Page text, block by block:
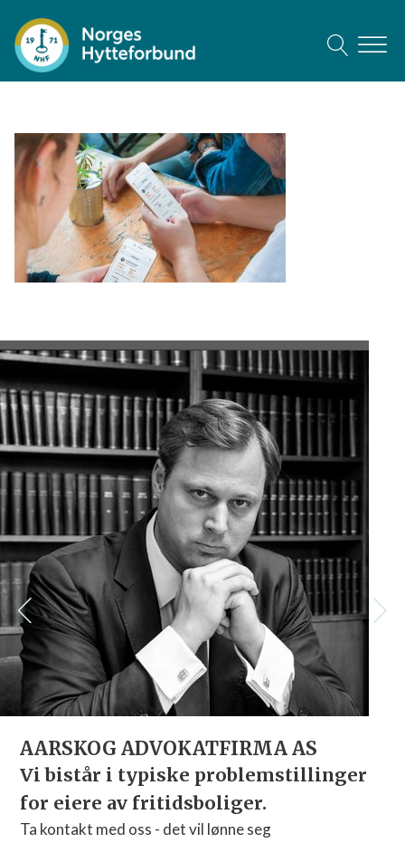
AARSKOG ADVOKATFIRMA AS
Vi bistår i typiske problemstillinger
for eiere av fritidsboliger.
Ta kontakt med oss - det vil lønne seg